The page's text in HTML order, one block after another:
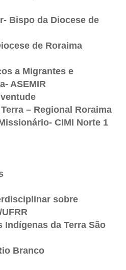
Bispo da Diocese de
de Roraima
a Migrantes e
ASEMIR
– Regional Roraima
CIMI Norte 1
sobre
da Terra São
Branco